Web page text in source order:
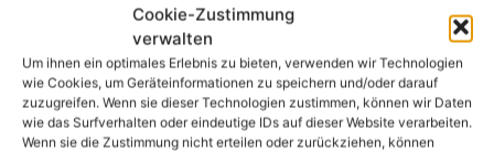
Cookie-Zustimmung
verwalten
Um ihnen ein optimales Erlebnis zu bieten, verwenden wir Technologien
wie Cookies, um Geräteinformationen zu speichern und/oder darauf
zuzugreifen. Wenn sie dieser Technologien zustimmen, können wir Daten
wie das Surfverhalten oder eindeutige IDs auf dieser Website verarbeiten.
Wenn sie die Zustimmung nicht erteilen oder zurückziehen, können
Inspektionen können Gesundheitseinrichtungen
Gerätefehlfunktionen verhindern und sicherstellen,
dass der externe VEFK ein sicheres und zuverlässiges
Instrument zur Diagnose und Überwachung von
Augenerkrankungen bleibt.